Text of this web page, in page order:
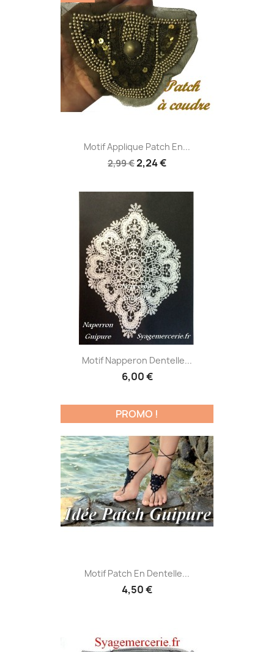
Motif Applique Patch En...
2,99 €2,24 €
Motif Napperon Dentelle...
6,00 €
Motif Patch En Dentelle...
4,50 €
PROMO !